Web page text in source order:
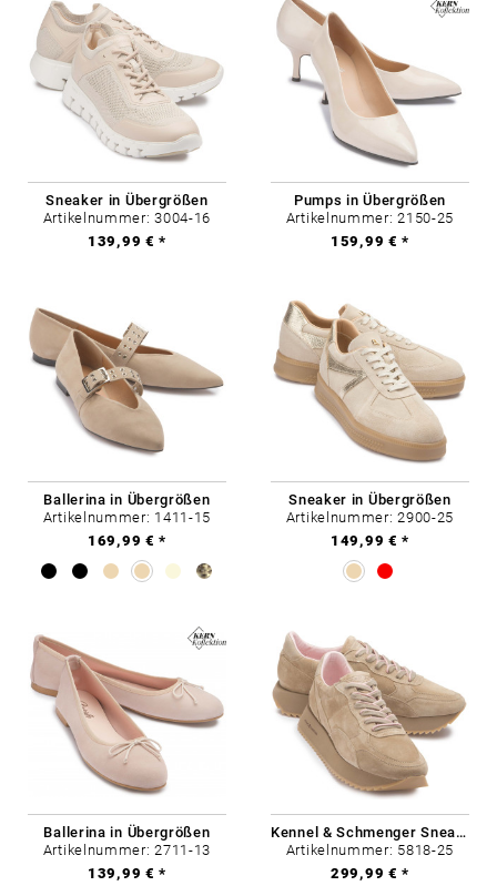
Sneaker in Übergrößen
Artikelnummer: 3004-16
139,99 € *
Pumps in Übergrößen
Artikelnummer: 2150-25
159,99 € *
Ballerina in Übergrößen
Artikelnummer: 1411-15
169,99 € *
Sneaker in Übergrößen
Artikelnummer: 2900-25
149,99 € *
Ballerina in Übergrößen
Artikelnummer: 2711-13
139,99 € *
Kennel & Schmenger Sneaker in Übergrößen
Artikelnummer: 5818-25
299,99 € *